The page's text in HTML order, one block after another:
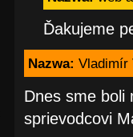
Ďakujeme
Nazwa:
Dnes sme boli
sprievodcovi